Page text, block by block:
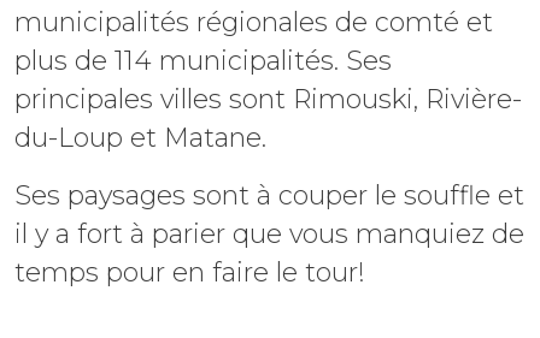
municipalités régionales de comté et
plus de 114 municipalités. Ses
principales villes sont Rimouski, Rivière-
du-Loup et Matane.
Ses paysages sont à couper le souffle et
il y a fort à parier que vous manquiez de
temps pour en faire le tour!